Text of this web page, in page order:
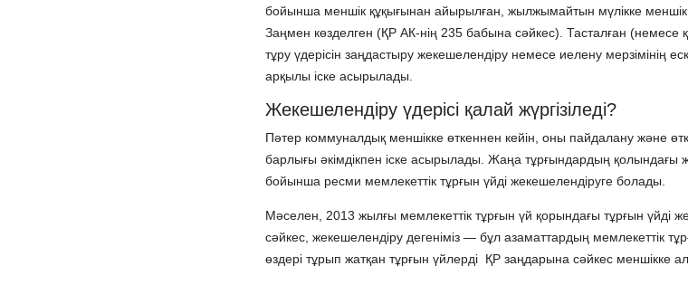
бойынша меншік құқығынан айырылған, жылжымайтын мүлікке
Заңмен көзделген (ҚР АК-нің 235 бабына сәйкес). Тасталған (немесе
тұру үдерісін заңдастыру жекешелендіру немесе иелену мерзімінің
арқылы іске асырылады.
Жекешелендіру үдерісі қалай жүргізіледі?
Пәтер коммуналдық меншікке өткеннен кейін, оны пайдалану және
барлығы әкімдікпен іске асырылады. Жаңа тұрғындардың қолындағы
бойынша ресми мемлекеттік тұрғын үйді жекешелендіруге болады.
Мәселен, 2013 жылғы мемлекеттік тұрғын үй қорындағы тұрғын үйді
сәйкес, жекешелендіру дегеніміз — бұл азаматтардың мемлекеттік
өздері тұрып жатқан тұрғын үйлерді ҚР заңдарына сәйкес меншікке